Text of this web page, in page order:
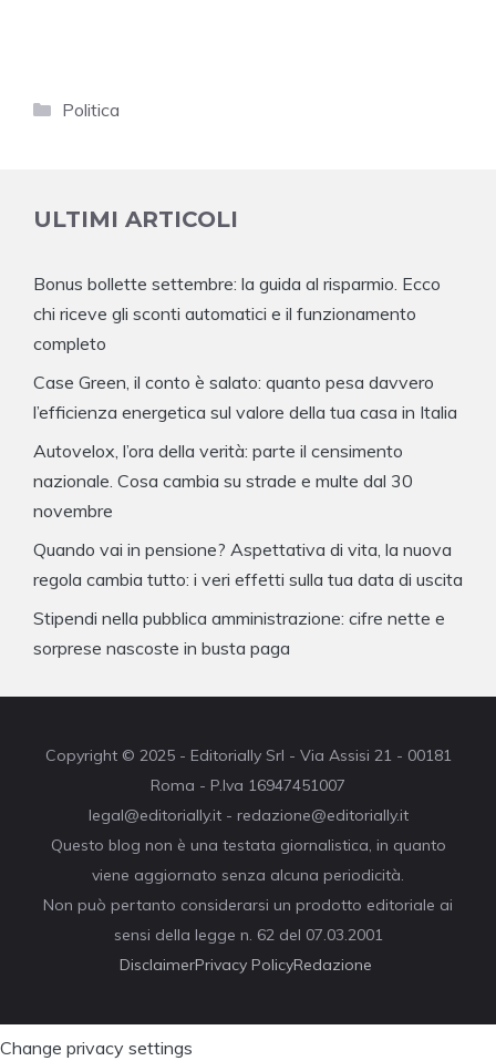
Categorie
Politica
ULTIMI ARTICOLI
Bonus bollette settembre: la guida al risparmio. Ecco
chi riceve gli sconti automatici e il funzionamento
completo
Case Green, il conto è salato: quanto pesa davvero
l’efficienza energetica sul valore della tua casa in Italia
Autovelox, l’ora della verità: parte il censimento
nazionale. Cosa cambia su strade e multe dal 30
novembre
Quando vai in pensione? Aspettativa di vita, la nuova
regola cambia tutto: i veri effetti sulla tua data di uscita
Stipendi nella pubblica amministrazione: cifre nette e
sorprese nascoste in busta paga
Copyright © 2025 - Editorially Srl - Via Assisi 21 - 00181
Roma - P.Iva 16947451007
legal@editorially.it - redazione@editorially.it
Questo blog non è una testata giornalistica, in quanto
viene aggiornato senza alcuna periodicità.
Non può pertanto considerarsi un prodotto editoriale ai
sensi della legge n. 62 del 07.03.2001
DisclaimerPrivacy PolicyRedazione
Change privacy settings